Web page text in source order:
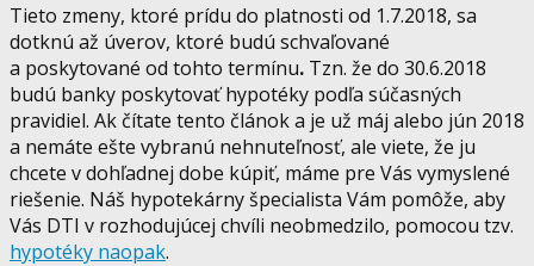
Tieto zmeny, ktoré prídu do platnosti od 1.7.2018, sa
dotknú až úverov, ktoré budú schvaľované
a poskytované od tohto termínu. Tzn. že do 30.6.2018
budú banky poskytovať hypotéky podľa súčasných
pravidiel. Ak čítate tento článok a je už máj alebo jún 2018
a nemáte ešte vybranú nehnuteľnosť, ale viete, že ju
chcete v dohľadnej dobe kúpiť, máme pre Vás vymyslené
riešenie. Náš hypotekárny špecialista Vám pomôže, aby
Vás DTI v rozhodujúcej chvíli neobmedzilo, pomocou tzv.
hypotéky naopak.